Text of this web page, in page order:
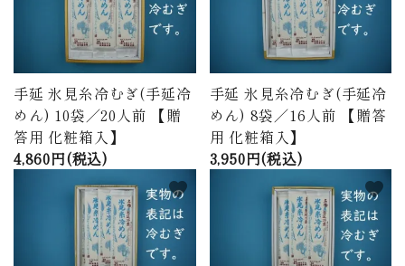
手延 氷見糸冷むぎ(手延冷
めん) 10袋／20人前 【贈
答用 化粧箱入】
4,860円(税込)
手延 氷見糸冷むぎ(手延冷
めん) 8袋／16人前 【贈答
用 化粧箱入】
3,950円(税込)
favorite favorite